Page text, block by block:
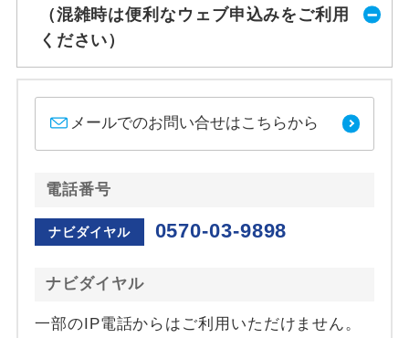
（混雑時は便利なウェブ申込みをご利用
ください）
メールでのお問い合せはこちらから
電話番号
ナビダイヤル 0570-03-9898
ナビダイヤル
一部のIP電話からはご利用いただけません。